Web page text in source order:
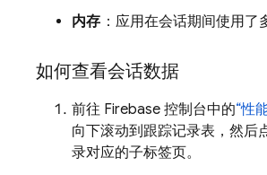
内存 ：应用在会话期间使用了
如何查看会话数据
前往 Firebase 控制台中的“性
向下滚动到跟踪记录表，然后
录对应的子标签页。